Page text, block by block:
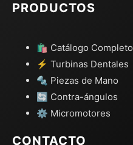
PRODUCTOS
🛍️ Catálogo Completo
⚡ Turbinas Dentales
🔩 Piezas de Mano
🔄 Contra-ángulos
⚙️ Micromotores
CONTACTO